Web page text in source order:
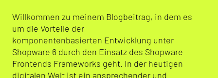
Willkommen zu meinem Blogbeitrag, in dem es
um die Vorteile der
komponentenbasierten Entwicklung unter
Shopware 6 durch den Einsatzdes Shopware
Frontends Frameworks geht. In der heutigen
digitalen Welt ist ein ansprechender und